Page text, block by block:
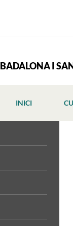
BADALONA I
INICI